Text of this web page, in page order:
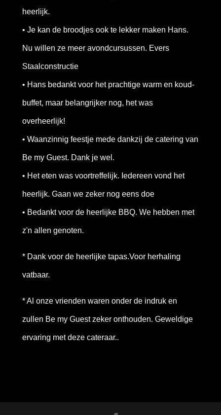
heerlijk.
• Je kan de broodjes ook te lekker maken Hans.
Nu willen ze meer avondcursussen. Evers
Staalconstructie
• Hans bedankt voor het prachtige warm en koud-
buffet, maar belangrijker nog, het was
overheerlijk!
• Waanzinnig feestje mede dankzij de catering van
Be my Guest. Dank je wel.
• Het eten was voortreffelijk. Iedereen vond het
heerlijk. Gaan we zeker nog eens doe
• Bedankt voor de heerlijke BBQ. We hebben met
z'n allen genoten.
* Dank voor de heerlijke tapas.Voor herhaling
vatbaar.
* Al onze vrienden waren onder de indruk en
zullen Be my Guest zeker onthouden. Geweldige
ervaring met deze cateraar..